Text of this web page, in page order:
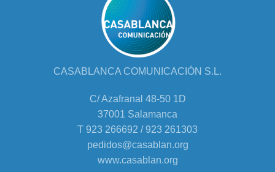
CASABLANCA COMUNICACIÓN S.L.
C/ Azafranal 48-50 1D
37001 Salamanca
T 923 266692 / 923 261303
pedidos@casablan.org
www.casablan.org